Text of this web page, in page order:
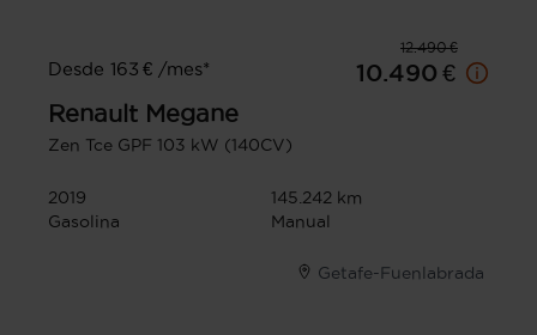
12.490 €
Desde 163 € /mes*
10.490 €
Renault Megane
Zen Tce GPF 103 kW (140CV)
2019
145.242 km
Gasolina
Manual
Getafe-Fuenlabrada